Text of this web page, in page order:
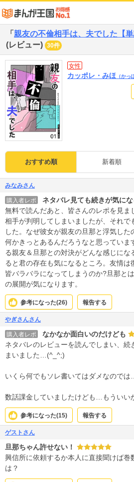
「 親友の不倫相手は、夫でした【単
(レビュー) 30件
女性
カッポレ・みほ （かっ
おすすめ順 新着順
みなみさん
購入者レポ
ネタバレ見ても続きが気にな
無料で読んだあと、皆さんのレポを見ま
相手が判明してしまいましたが、それで
した。なぜ彼女が親友の旦那と浮気した
何かきっとあるんだろうなと思っていま
る親友＆旦那との対決がどんな感じにな
ると君の存在も気になるところ。友情は
皆バラバラになってしまうのか?旦那と
の展開が気になります。
参考になった(26) 報告する
やぎさんさん
購入者レポ
なかなか面白いのだけども
ネタバレのレビューを読んでしまい、続
まいました…(^_^;)
いくら何でもソレ書いてはダメなのでは
数話課金していましたけども…もういい
参考になった(15) 報告する
ゲストさん
旦那ちゃん許せない！
興信所に依頼するか本人に直接聞けば巻
は？